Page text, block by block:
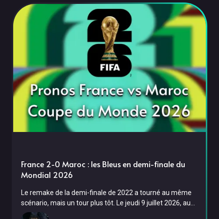
France 2-0 Maroc : les Bleus en demi-finale du
Mondial 2026
Le remake de la demi-finale de 2022 a tourné au même
scénario, mais un tour plus tôt. Le jeudi 9 juillet 2026, au
Gillette Stadium de Boston, la France a battu le Maroc 2-0